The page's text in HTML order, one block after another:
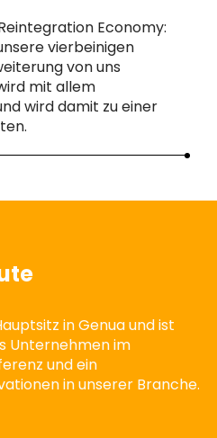
Economy:
vierbeinigen
von uns
mit allem
wird damit zu einer
in Genua und ist
Unternehmen im
und ein
in unserer Branche.